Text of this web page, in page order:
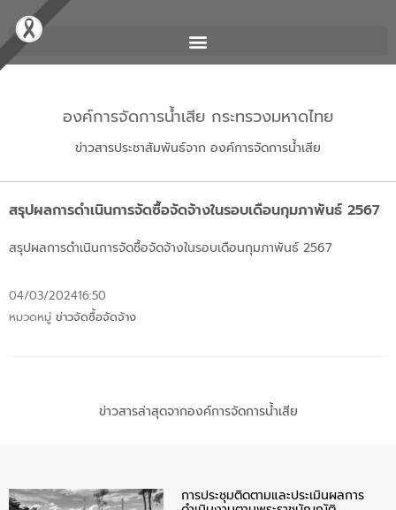
องค์การจัดการน้ำเสีย กระทรวงมหาดไทย
ข่าวสารประชาสัมพันธ์จาก องค์การจัดการน้ำเสีย
สรุปผลการดำเนินการจัดซื้อจัดจ้างในรอบเดือนกุมภาพันธ์ 2567
สรุปผลการดำเนินการจัดซื้อจัดจ้างในรอบเดือนกุมภาพันธ์ 2567
04/03/202416:50
หมวดหมู่ ข่าวจัดซื้อจัดจ้าง
ข่าวสารล่าสุดจากองค์การจัดการน้ำเสีย
การประชุมติดตามและประเมินผลการ